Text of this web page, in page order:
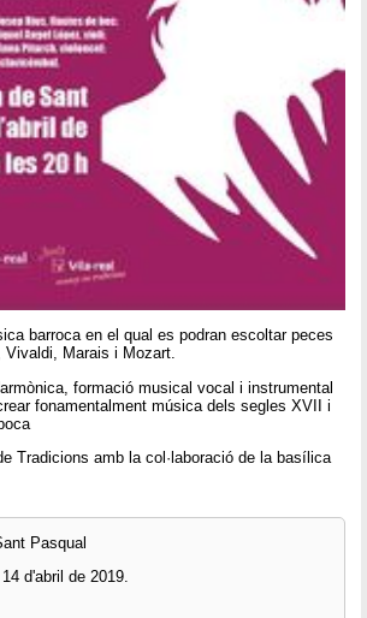
barroca en el qual es podran escoltar peces
Vivaldi, Marais i Mozart.
formació musical vocal i instrumental
fonamentalment música dels segles XVII i
Tradicions amb la col·laboració de la basílica
Pasqual
d'abril de 2019.